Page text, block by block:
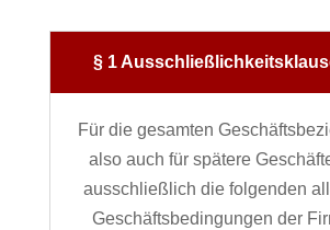
§ 1
Für die gesamten
also auch für spätere
ausschließlich die folgenden
Geschäftsbedingungen der